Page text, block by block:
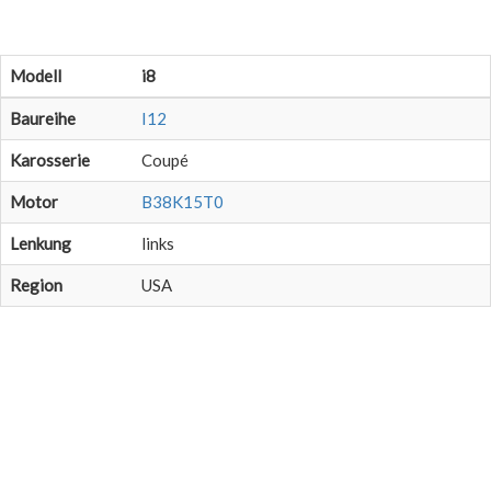
Modell i8
Baureihe I12
Karosserie Coupé
Motor B38K15T0
Lenkung links
Region USA